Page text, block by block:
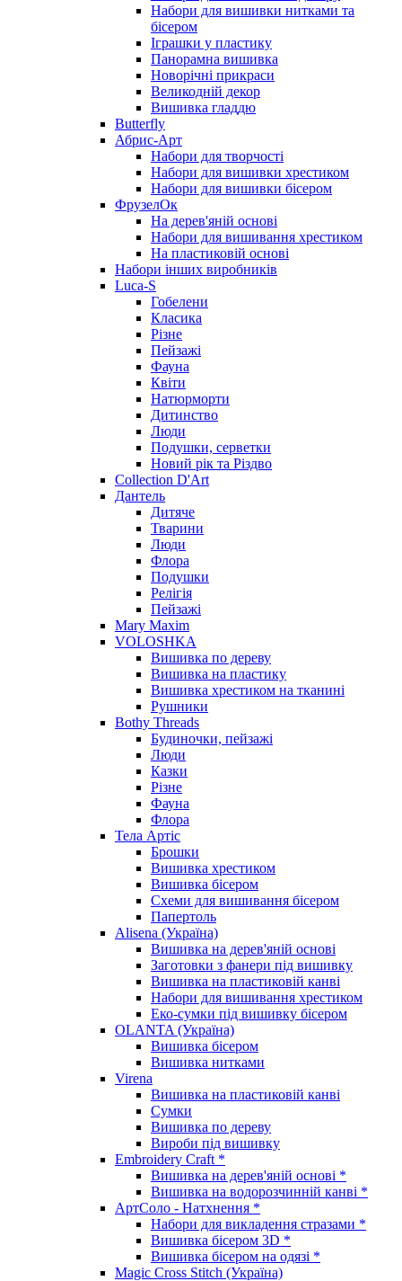
Набори для вишивки нитками та
бісером
Іграшки у пластику
Панорамна вишивка
Новорічні прикраси
Великодній декор
Вишивка гладдю
Butterfly
Абрис-Арт
Набори для творчості
Набори для вишивки хрестиком
Набори для вишивки бісером
ФрузелОк
На дерев'яній основі
Набори для вишивання хрестиком
На пластиковій основі
Набори інших виробників
Luca-S
Гобелени
Класика
Різне
Пейзажі
Фауна
Квіти
Натюрморти
Дитинство
Люди
Подушки, серветки
Новий рік та Різдво
Collection D'Art
Дантель
Дитяче
Тварини
Люди
Флора
Подушки
Релігія
Пейзажі
Mary Maxim
VOLOSHKA
Вишивка по дереву
Вишивка на пластику
Вишивка хрестиком на тканині
Рушники
Bothy Threads
Будиночки, пейзажі
Люди
Казки
Різне
Фауна
Флора
Тела Артіс
Брошки
Вишивка хрестиком
Вишивка бісером
Схеми для вишивання бісером
Папертоль
Alisena (Україна)
Вишивка на дерев'яній основі
Заготовки з фанери під вишивку
Вишивка на пластиковій канві
Набори для вишивання хрестиком
Еко-сумки під вишивку бісером
OLANTA (Україна)
Вишивка бісером
Вишивка нитками
Virena
Вишивка на пластиковій канві
Сумки
Вишивка по дереву
Вироби під вишивку
Embroidery Craft *
Вишивка на дерев'яній основі *
Вишивка на водорозчинній канві *
АртСоло - Натхнення *
Набори для викладення стразами *
Вишивка бісером 3D *
Вишивка бісером на одязі *
Magic Cross Stitch (Україна)